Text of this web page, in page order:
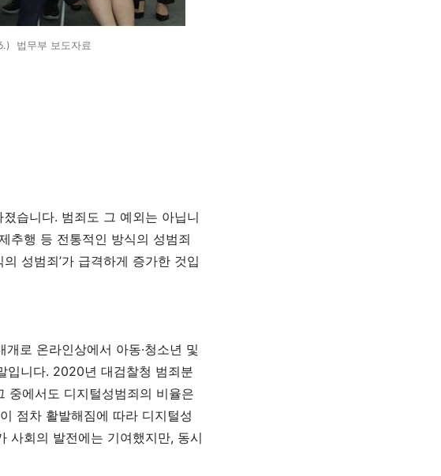
법무부 보도자료
습니다. 범죄도 그 예외는 아닙니
추행 등 전통적인 방식의 성범죄
의 성범죄’가 급격하게 증가한 것입
개로 온라인상에서 아동·청소년 및
입니다. 2020년 대검찰청 범죄분
중에서도 디지털성범죄의 비율은
점차 활발해짐에 따라 디지털성
사회의 발전에는 기여했지만, 동시